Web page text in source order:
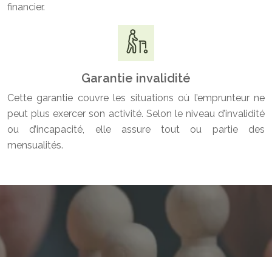
financier.
Garantie invalidité
Cette garantie couvre les situations où l’emprunteur ne
peut plus exercer son activité. Selon le niveau d’invalidité
ou d’incapacité, elle assure tout ou partie des
mensualités.